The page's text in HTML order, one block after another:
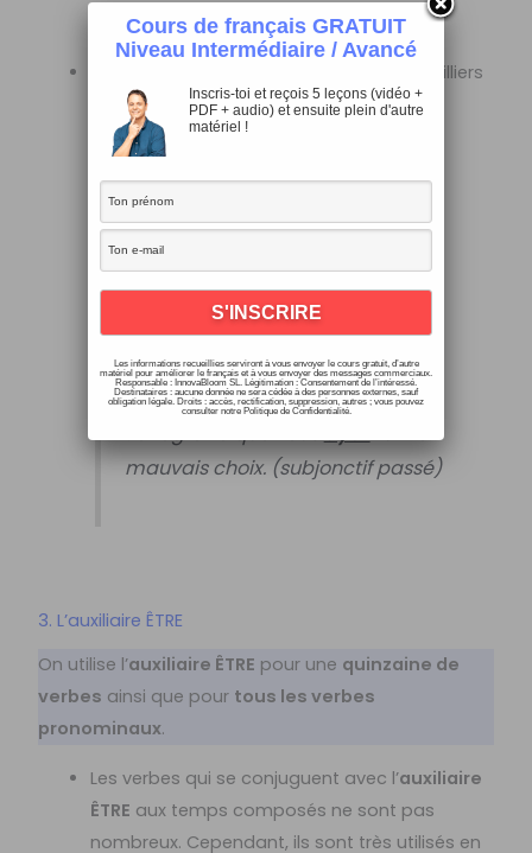
composés
Voyons quelques exemples parmi des milliers
d’autres:
J’aimangéune pizza. (passé
composé)
Elleauraitregardéce film si tu le
recommandé
parfait)
Je regrette que vousayezfaitle
mauvais choix. (subjonctif passé)
3. L’auxiliaire ÊTRE
On utilise l’auxiliaire ÊTRE pour une quinzaine de
verbes ainsi que pour tous les verbes
pronominaux.
Les verbes qui se conjuguent avec l’auxiliaire
ÊTRE aux temps composés ne sont pas
nombreux. Cependant, ils sont très utilisés en
Cours de français GRATUIT
Niveau Intermédiaire / Avancé
Inscris-toi et reçois 5 leçons (vidéo +
PDF + audio) et ensuite plein d'autre
matériel !
Les informations recueillies serviront à vous envoyer le cours gratuit, d’autre
matériel pour améliorer le français et à vous envoyer des messages commerciaux.
Responsable : InnovaBloom SL. Légitimation : Consentement de l’intéressé.
Destinataires : aucune donnée ne sera cédée à des personnes externes, sauf
obligation légale. Droits : accès, rectification, suppression, autres ; vous pouvez
consulter notre Politique de Confidentialité.